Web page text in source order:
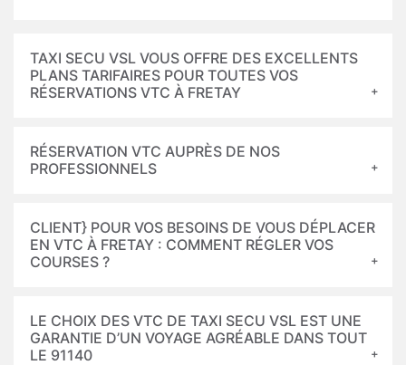
TAXI SECU VSL VOUS OFFRE DES EXCELLENTS
PLANS TARIFAIRES POUR TOUTES VOS
RÉSERVATIONS VTC À FRETAY
RÉSERVATION VTC AUPRÈS DE NOS
PROFESSIONNELS
CLIENT} POUR VOS BESOINS DE VOUS DÉPLACER
EN VTC À FRETAY : COMMENT RÉGLER VOS
COURSES ?
LE CHOIX DES VTC DE TAXI SECU VSL EST UNE
GARANTIE D’UN VOYAGE AGRÉABLE DANS TOUT
LE 91140